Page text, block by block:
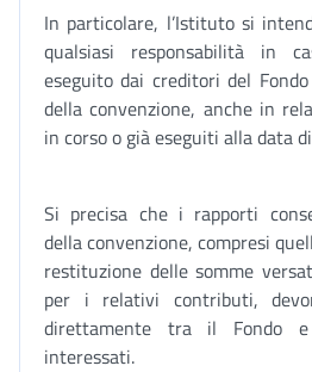
In particolare, l’Istituto si
qualsiasi responsabilità in
eseguito dai creditori del
della convenzione, anche in
in corso o già eseguiti alla data
Si precisa che i rapporti
della convenzione, compresi
restituzione delle somme
per i relativi contributi,
direttamente tra il Fondo
interessati.